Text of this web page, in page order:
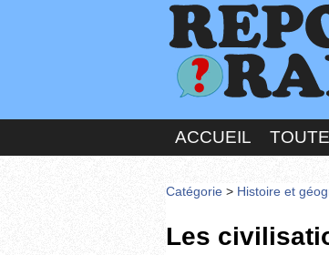
ACCUEIL
Catégorie > Histoire et
Les